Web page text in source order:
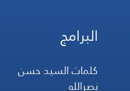
البرامج
كلمات السيد حسن
نصرالله